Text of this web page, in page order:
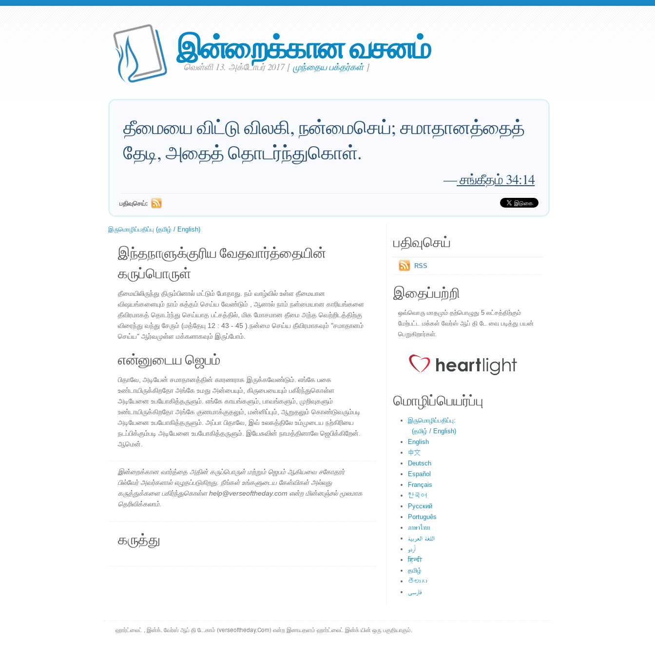
இன்றைக்கான வசனம்
வெள்ளி 13. அக்டோபர் 2017 [ முந்தைய பக்தர்கள்]
தீமையை விட்டு விலகி, நன்மைசெய்; சமாதானத்தைத்
தேடி, அதைத் தொடர்ந்துகொள்.
—சங்கீதம் 34:14
பதிவுசெய்:
இருமொழிப்பதிப்பு (தமிழ் / English)
இந்தநாளுக்குரிய வேதவார்த்தையின்
கருப்பொருள்
தீமையிலிருந்து திரும்பினால் மட்டும் போதாது. நம் வாழ்வில் உள்ள தீமையான
விஷயங்களையும் நாம் சுத்தம் செய்ய வேண்டும் , ஆனால் நாம் நன்மையான காரியங்களை
தீவிரமாகத் தொடர்ந்து செய்யாத பட்சத்தில், மிக மோசமான தீமை அந்த வெற்றிடத்திற்கு
விரைந்து வந்து சேரும் (மத்தேயு 12 : 43 - 45 ).நன்மை செய்ய தீவிரமாகவும் "சமாதானம்
செய்ய" ஆர்வமுள்ள மக்களாகவும் இருப்போம்.
என்னுடைய ஜெபம்
பிதாவே, அடியேன் சமாதானத்தின் காரணராக இருக்கவேண்டும். எங்கே பகை
உண்டாயிருக்கிறதோ அங்கே உமது அன்பையும், கிருபையையும் பகிர்ந்துகொள்ள
அடியேனை உபயோகித்தருளும். எங்கே காயங்களும், பாவங்களும், முறிவுகளும்
உண்டாயிருக்கிறதோ அங்கே குணமாக்குதலும், மன்னிப்பும், ஆறுதலும் கொண்டுவரும்படி
அடியேனை உபயோகித்தருளும். அப்பா பிதாவே, இவ் உலகத்திலே உம்முடைய நற்கிரியை
நடப்பிக்கும்படி அடியேனை உபயோகித்தருளும். இயேசுவின் நாமத்தினாலே ஜெபிக்கிறேன்.
ஆமென்.
இன்றைக்கான வார்த்தை அதின் கருப்பொருள் மற்றும் ஜெபம் ஆகியவை சகோதரர்
பில்வேர் அவர்களால் எழுதப்படுகிறது. நீங்கள் உங்களுடைய கேள்விகள் அல்லது
கருத்துக்களை பகிர்ந்துகொள்ள help@verseoftheday.com என்ற மின்னஞ்சல் மூலமாக
தெரிவிக்கலாம்.
கருத்து
பதிவுசெய்
RSS
இதைப்பற்றி
ஒவ்வொரு மாதமும் தற்பொழுது 5 லட்சத்திற்கும்
மேற்பட்ட மக்கள் வேர்ஸ் ஆப் தி டே வை படித்து பயன்
பெறுகிறார்கள்.
மொழிப்பெயர்ப்பு
இருமொழிப்பதிப்பு:
(தமிழ் / English)
English
中文
Deutsch
Español
Français
한국어
Русский
Português
ภาษาไทย
اللغة العربية
اُردو
हिन्दी
தமிழ்
తెలుగు
فارسی
ஹார்ட்லைட் , இன்க். வேர்ஸ் ஆப் தி டே.காம் (verseoftheday.Com) என்ற இணயதளம் ஹார்ட்லைட் இன்க் யின் ஒரு பகுதியாகும்.